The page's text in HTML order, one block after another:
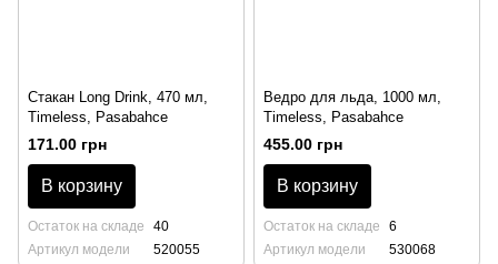
Стакан Long Drink, 470 мл,
Timeless, Pasabahce
171.00 грн
В корзину
Остаток на складе
40
Артикул модели
520055
Ведро для льда, 1000 мл,
Timeless, Pasabahce
455.00 грн
В корзину
Остаток на складе
6
Артикул модели
530068